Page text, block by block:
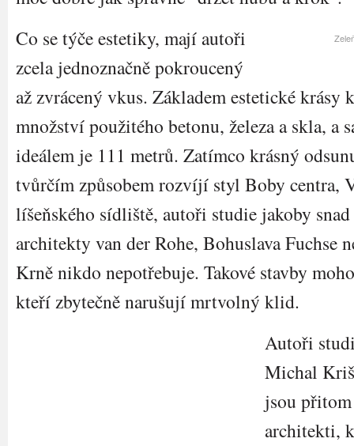
Co se týče estetiky, mají autoři
zcela jednoznačně pokroucený
až zvrácený vkus. Základem estetické krásy
množství použitého betonu, železa a skla, a
ideálem je 111 metrů. Zatímco krásný
tvůrčím způsobem rozvíjí styl Boby centra,
líšeňského sídliště, autoři studie jakoby
architekty van der Rohe, Bohuslava Fuchse
Krně nikdo nepotřebuje. Takové stavby
kteří zbytečně narušují mrtvolný klid.
Autoři
Michal
jsou
architekti,